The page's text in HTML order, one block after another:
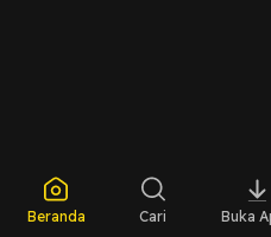
Beranda Cari Buka